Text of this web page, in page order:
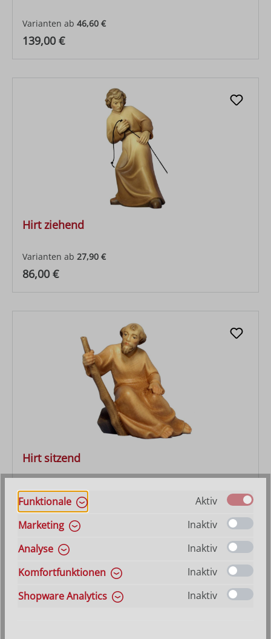
Varianten ab 46,60 €
Regulärer Preis:
139,00 €
Hirt ziehend
Varianten ab 27,90 €
Regulärer Preis:
86,00 €
Hirt sitzend
Varianten ab27,90 €
Regulärer Preis:
86,00 €
Funktionale
Aktiv
Marketing
Inaktiv
Analyse
Inaktiv
Komfortfunktionen
Inaktiv
Shopware Analytics
Inaktiv